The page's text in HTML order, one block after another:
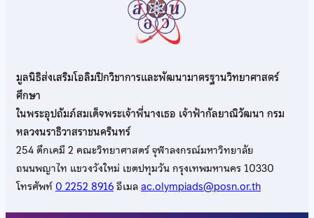
มูลนิธิส่งเสริมโอลิมปิกวิชาการและพัฒนามาตรฐานวิทยาศาสตร์
ศึกษา
ในพระอุปถัมภ์สมเด็จพระเจ้าพี่นางเธอ เจ้าฟ้ากัลยาณิวัฒนา กรม
หลวงนราธิวาสราชนครินทร์
254 ตึกเคมี 2 คณะวิทยาศาสตร์ จุฬาลงกรณ์มหาวิทยาลัย
ถนนพญาไท แขวงวังใหม่ เขตปทุมวัน กรุงเทพมหานคร 10330
โทรศัพท์0 2252 8916อีเมลac.olympiads@posn.or.th